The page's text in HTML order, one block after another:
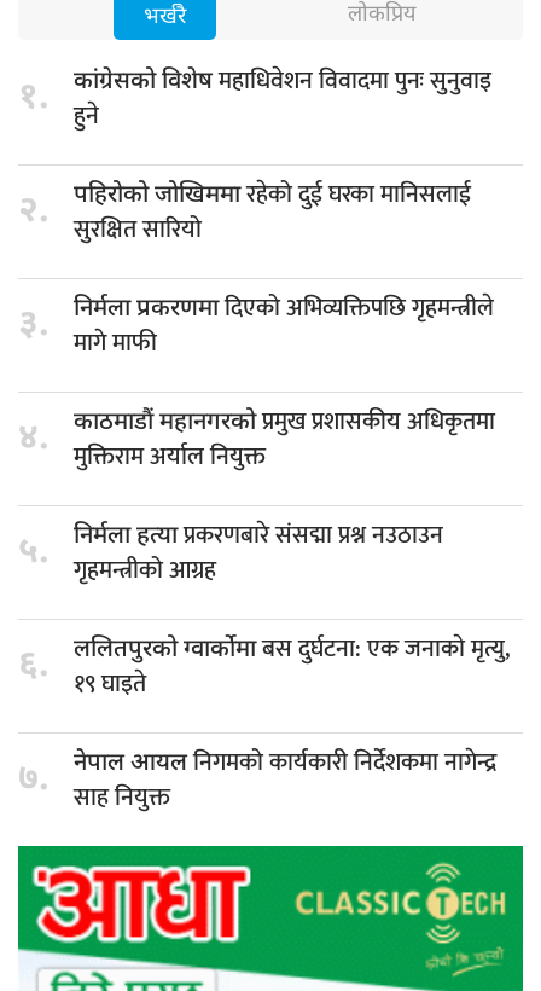
भर्खरै लोकप्रिय
१. कांग्रेसको विशेषमहाधिवेशन विवादमा पुनः सुनुवाइ
हुने
२. पहिरोको जोखिममारहेको दुई घरका मानिसलाई
सुरक्षित सारियो
३. निर्मला प्रकरणमादिएको अभिव्यक्तिपछि गृहमन्त्रीले
मागे माफी
४. काठमाडौं महानगरकोप्रमुख प्रशासकीय अधिकृतमा
मुक्तिराम अर्याल नियुक्त
५. निर्मला हत्याप्रकरणबारे संसद्मा प्रश्न नउठाउन
गृहमन्त्रीको आग्रह
६. ललितपुरको ग्वार्कोमाबस दुर्घटना: एक जनाकाे मृत्यु,
१९ घाइते
७. नेपाल आयलनिगमको कार्यकारी निर्देशकमा नागेन्द्र
साह नियुक्त